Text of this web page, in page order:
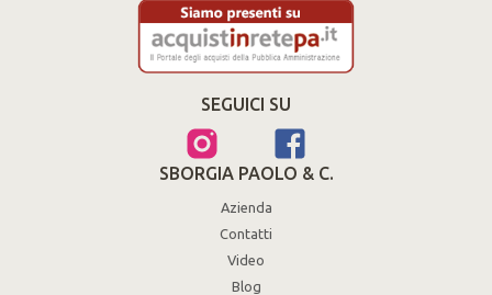
SEGUICI SU
SBORGIA PAOLO & C.
Azienda
Contatti
Video
Blog